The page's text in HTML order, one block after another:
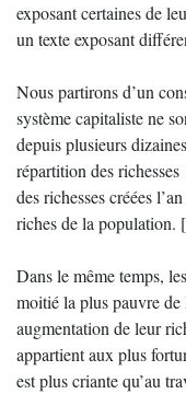
exposant certaines de
un texte exposant
Nous partirons d’un
système capitaliste ne
depuis plusieurs
répartition des
des richesses créées
riches de la population.
Dans le même temps,
moitié la plus pauvre
augmentation de leur
appartient aux plus
est plus criante qu’au